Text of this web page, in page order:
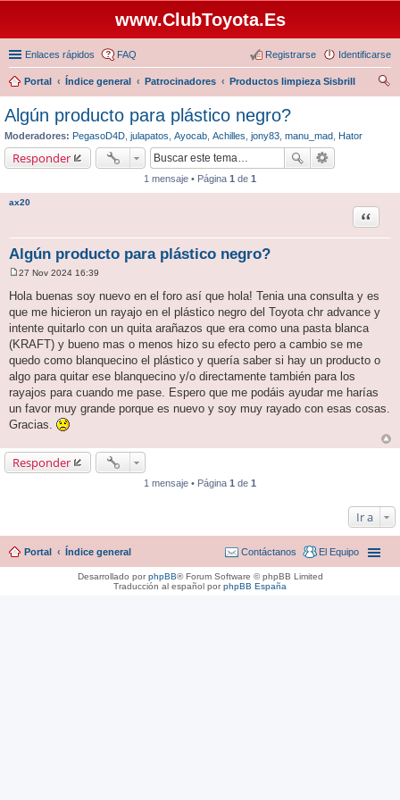
www.ClubToyota.Es
Enlaces rápidos FAQ Identificarse
Registrarse
Portal Índice general Patrocinadores
Productos limpieza Sisbrill
Algún producto para plástico negro?
Moderadores: PegasoD4D julapatos Ayocab Achilles jony83 manu_mad Hator
Responder
1 mensaje • Página 1 de 1
ax20
Algún producto para plástico negro?
Citar
e
n
s
a
j
e
27 Nov 2024 16:39
Hola buenas soy nuevo en el foro así que hola! Tenia una consulta y es
que me hicieron un rayajo en el plástico negro del Toyota chr advance y
intente quitarlo con un quita arañazos que era como una pasta blanca
(KRAFT) y bueno mas o menos hizo su efecto pero a cambio se me
quedo como blanquecino el plástico y quería saber si hay un producto o
algo para quitar ese blanquecino y/o directamente también para los
rayajos para cuando me pase. Espero que me podáis ayudar me harías
un favor muy grande porque es nuevo y soy muy rayado con esas cosas.
Gracias.
Responder
1 mensaje • Página 1 de 1
Ir a
Portal Índice general El Equipo
Contáctanos
Desarrollado porphpBB® Forum Software © phpBB Limited
Traducción al español porphpBB España